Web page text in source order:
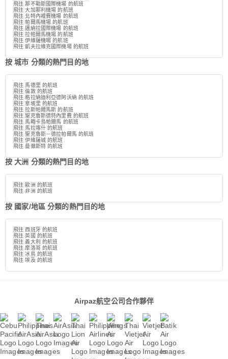
飛往 那不勒斯國際機場 的航班
飛往 大加那利機場 的航班
飛往 北特內裡費機場 的航班
飛往 帕爾馬機場 的航班
飛往 邁納拉國際機場 的航班
飛往 拉帕爾馬機場 的航班
飛往 伊維薩機場 的航班
飛往 凱夫拉維克國際機場 的航班
按 城市 分類的熱門目的地
飛往 馬德里 的航班
飛往 倫敦 的航班
飛往 格拉納迪利亞德阿沃納 的航班
飛往 拿坡里 的航班
飛往 拉斯帕爾馬斯 的航班
飛往 聖克魯斯德特內里費 的航班
飛往 馬略卡島帕爾馬 的航班
飛往 馬拉喀什 的航班
飛往 聖克魯斯－德拉帕爾馬 的航班
飛往 伊維薩城 的航班
飛往 曼徹斯特 的航班
按 大洲 分類的熱門目的地
飛往 歐洲 的航班
飛往 非洲 的航班
按 國家/地區 分類的熱門目的地
飛往 西班牙 的航班
飛往 英國 的航班
飛往 義大利 的航班
飛往 摩洛哥 的航班
飛往 冰島 的航班
飛往 埃及 的航班
Airpaz航空公司合作夥伴